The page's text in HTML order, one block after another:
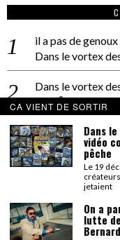
il a pas de
Dans le vortex
Dans le vortex
PACÔME
La séance d’Hip
La Patrie
dans
On a parlé Dolce
Bernardino
carte noire negra
On a parlé Dolce
Bernardino
CA VIENT DE SORTIR
Dans
vidéo
pêche
Le 19
jetaient
On a
lutte